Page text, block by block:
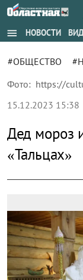
menu НОВОСТИ
#ОБЩЕСТВО
Фото: https://
15.12.2023 15:38
Дед мороз
«Тальцах»